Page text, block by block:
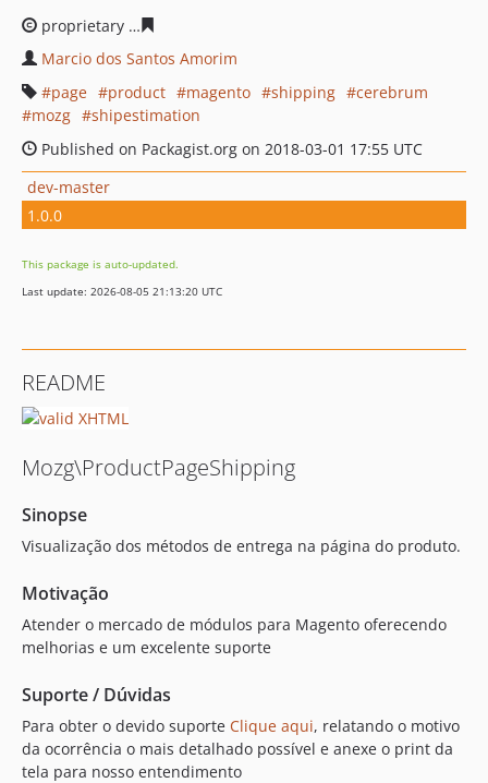
proprietary
Marcio dos Santos Amorim
page
product magento shipping
cerebrum
mozg
shipestimation
Published on Packagist.org on 2018-03-01 17:55 UTC
dev-master
1.0.0
This package is auto-updated.
Last update: 2026-08-05 21:13:20 UTC
README
Mozg\ProductPageShipping
Sinopse
Visualização dos métodos de entrega na página do produto.
Motivação
Atender o mercado de módulos para Magento oferecendo
melhorias e um excelente suporte
Suporte / Dúvidas
Para obter o devido suporte Clique aqui, relatando o motivo
da ocorrência o mais detalhado possível e anexe o print da
tela para nosso entendimento